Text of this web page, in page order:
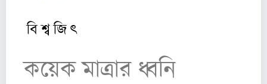
বি শ্ব জি ৎ
কয়েক মাত্রার ধ্বনি